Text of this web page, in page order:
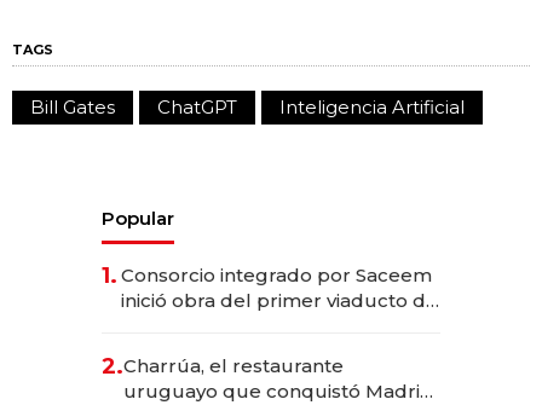
TAGS
Bill Gates ChatGPT Inteligencia Artificial
Popular
1. Consorcio integrado por Saceem
inició obra del primer viaducto de
millones
2.Charrúa, el restaurante
uruguayo que conquistó Madrid: